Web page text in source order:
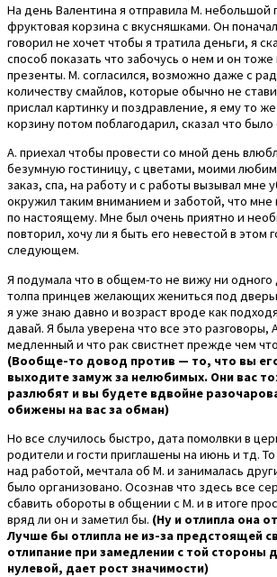
На день Валентина я отправила М. небольшой
фруктовая корзина с вкусняшками. Он
говорил не хочет чтобы я тратила деньги, я
способ показать что забочусь о нем и он
презенты. М. согласился, возможно даже с
количеству смайлов, которые обычно не
прислал картинку и поздравление, я ему то
корзину потом поблагодарил, сказал что
А. приехал чтобы провести со мной день
безумную гостиницу, с цветами, моими
заказ, спа, на работу и с работы вызывал мне
окружил таким вниманием и заботой, что мне
по настоящему. Мне был очень приятно и
повторил, хочу ли я быть его невестой в этом
следующем.
Я подумала что в общем-то не вижу ни одного
толпа принцев желающих жениться под
я уже знаю давно и возраст вроде как
давай. Я была уверена что все это разговоры,
медленный и что рак свистнет прежде чем
(Вообще-то довод против — то, что вы
выходите замуж за нелюбимых. Они вас
разлюбят и вы будете вдвойне
обижены на вас за обман)
Но все случилось быстро, дата помолвки в
родители и гости приглашены на июнь и тд. То
над работой, мечтала об М. и занималась
было организовано. Осознав что здесь все
сбавить обороты в общении с М. и в итоге
вряд ли он и заметил бы. (Ну и отлипла она
Лучше бы отлипла не из-за предстоящей
отлипание при замедлении с той стороны
нулевой, дает рост значимости)